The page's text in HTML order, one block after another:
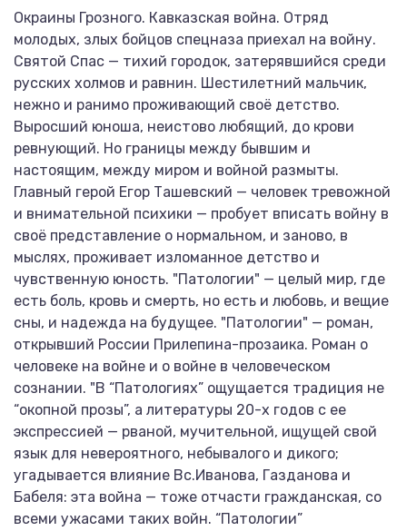
Окраины Грозного. Кавказская война. Отряд
молодых, злых бойцов спецназа приехал на войну.
Святой Спас — тихий городок, затерявшийся среди
русских холмов и равнин. Шестилетний мальчик,
нежно и ранимо проживающий своё детство.
Выросший юноша, неистово любящий, до крови
ревнующий. Но границы между бывшим и
настоящим, между миром и войной размыты.
Главный герой Егор Ташевский — человек тревожной
и внимательной психики — пробует вписать войну в
своё представление о нормальном, и заново, в
мыслях, проживает изломанное детство и
чувственную юность. "Патологии" — целый мир, где
есть боль, кровь и смерть, но есть и любовь, и вещие
сны, и надежда на будущее. "Патологии" — роман,
открывший России Прилепина-прозаика. Роман о
человеке на войне и о войне в человеческом
сознании. "В “Патологиях” ощущается традиция не
“окопной прозы”, а литературы 20-х годов с ее
экспрессией — рваной, мучительной, ищущей свой
язык для невероятного, небывалого и дикого;
угадывается влияние Вс.Иванова, Газданова и
Бабеля: эта война — тоже отчасти гражданская, со
всеми ужасами таких войн. “Патологии”